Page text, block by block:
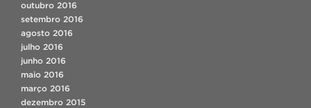
outubro 2016
setembro 2016
agosto 2016
julho 2016
junho 2016
maio 2016
março 2016
dezembro 2015